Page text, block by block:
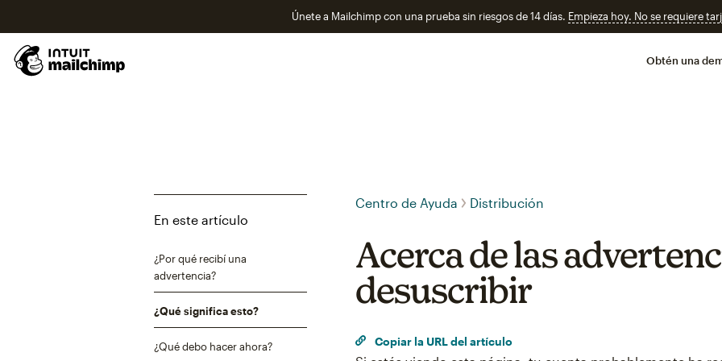
Únete a Mailchimp con una prueba sin riesgos de 14 días. Empieza hoy. No se requiere
Obtén una
En este artículo
¿Por qué recibí una
advertencia?
¿Qué significa esto?
¿Qué debo hacer ahora?
Centro de Ayuda Distribución
Acerca de las
desuscribir
Copiar la URL del artículo